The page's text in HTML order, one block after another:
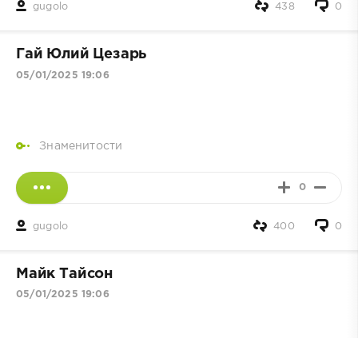
gugolo 0
438
Гай Юлий Цезарь
05/01/2025 19:06
Знаменитости
0
gugolo 0
400
Майк Тайсон
05/01/2025 19:06